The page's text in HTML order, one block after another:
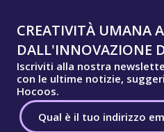
CREATIVITÀ UMANA
DALL'INNOVAZIONE
Iscriviti alla nostra
con le ultime notizie,
Hocoos.